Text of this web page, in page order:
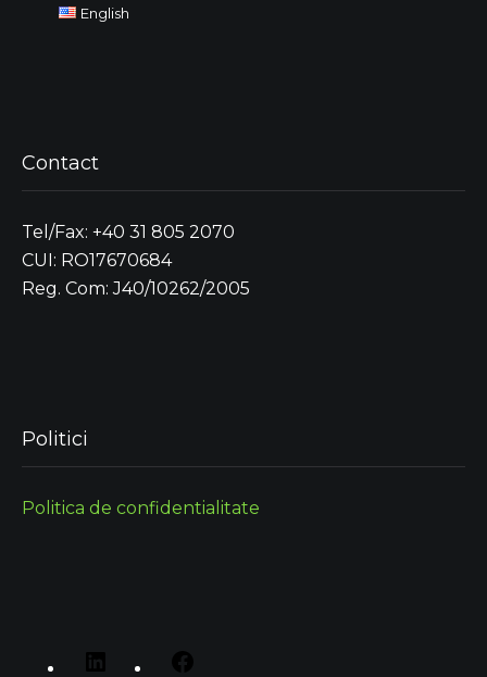
English
Contact
Tel/Fax: +40 31 805 2070
CUI: RO17670684
Reg. Com: J40/10262/2005
Politici
Politica de confidentialitate